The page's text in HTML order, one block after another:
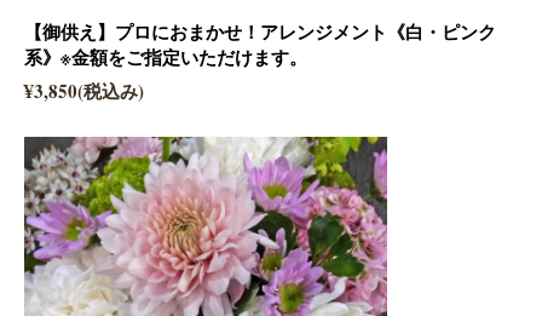
【御供え】プロにおまかせ！アレンジメント《白・ピンク
系》※金額をご指定いただけます。
¥3,850(税込み)